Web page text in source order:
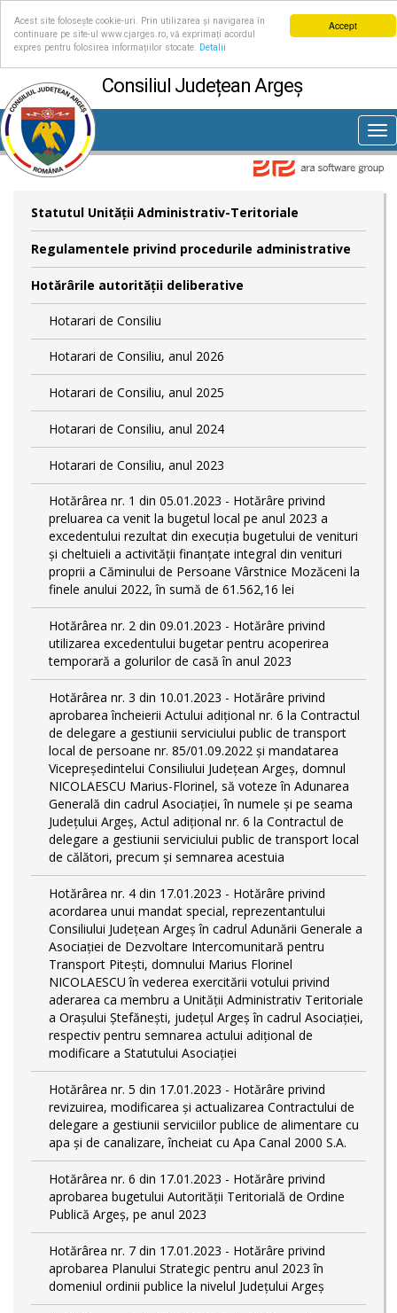
Accept
Acest site folosește cookie-uri. Prin utilizarea și navigarea în
continuare pe site-ul www.cjarges.ro, vă exprimați acordul
expres pentru folosirea informațiilor stocate.
Detalii
Consiliul Județean Argeș
Statutul Unităţii Administrativ-Teritoriale
Regulamentele privind procedurile administrative
Hotărârile autorităţii deliberative
Hotarari de Consiliu
Hotarari de Consiliu, anul 2026
Hotarari de Consiliu, anul 2025
Hotarari de Consiliu, anul 2024
Hotarari de Consiliu, anul 2023
Hotărârea nr. 1 din 05.01.2023 - Hotărâre privind
preluarea ca venit la bugetul local pe anul 2023 a
excedentului rezultat din execuția bugetului de venituri
și cheltuieli a activității finanțate integral din venituri
proprii a Căminului de Persoane Vârstnice Mozăceni la
finele anului 2022, în sumă de 61.562,16 lei
Hotărârea nr. 2 din 09.01.2023 - Hotărâre privind
utilizarea excedentului bugetar pentru acoperirea
temporară a golurilor de casă în anul 2023
Hotărârea nr. 3 din 10.01.2023 - Hotărâre privind
aprobarea încheierii Actului adițional nr. 6 la Contractul
de delegare a gestiunii serviciului public de transport
local de persoane nr. 85/01.09.2022 și mandatarea
Vicepreședintelui Consiliului Județean Argeș, domnul
NICOLAESCU Marius-Florinel, să voteze în Adunarea
Generală din cadrul Asociației, în numele și pe seama
Județului Argeș, Actul adițional nr. 6 la Contractul de
delegare a gestiunii serviciului public de transport local
de călători, precum și semnarea acestuia
Hotărârea nr. 4 din 17.01.2023 - Hotărâre privind
acordarea unui mandat special, reprezentantului
Consiliului Județean Argeș în cadrul Adunării Generale a
Asociației de Dezvoltare Intercomunitară pentru
Transport Pitești, domnului Marius Florinel
NICOLAESCU în vederea exercitării votului privind
aderarea ca membru a Unității Administrativ Teritoriale
a Orașului Ștefănești, județul Argeș în cadrul Asociației,
respectiv pentru semnarea actului adițional de
modificare a Statutului Asociației
Hotărârea nr. 5 din 17.01.2023 - Hotărâre privind
revizuirea, modificarea și actualizarea Contractului de
delegare a gestiunii serviciilor publice de alimentare cu
apa și de canalizare, încheiat cu Apa Canal 2000 S.A.
Hotărârea nr. 6 din 17.01.2023 - Hotărâre privind
aprobarea bugetului Autorității Teritorială de Ordine
Publică Argeș, pe anul 2023
Hotărârea nr. 7 din 17.01.2023 - Hotărâre privind
aprobarea Planului Strategic pentru anul 2023 în
domeniul ordinii publice la nivelul Judeţului Argeş